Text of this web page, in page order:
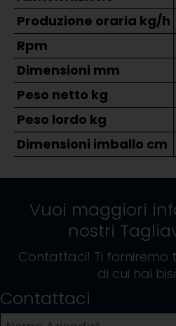
Produzione oraria kg/h
Rpm
Dimensioni mm
Peso netto kg
Peso lordo kg
Dimensioni imballo cm
Vuoi maggiori
nostri
Contattaci! Ti forniremo
di cui hai
Contattaci